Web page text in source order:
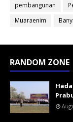
pembangunan
Muaraenim
RANDOM ZONE